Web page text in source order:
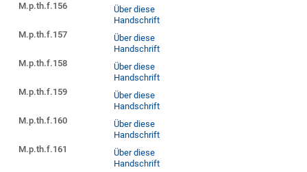
M.p.th.f.156
Über diese
Handschrift
M.p.th.f.157
Über diese
Handschrift
M.p.th.f.158
Über diese
Handschrift
M.p.th.f.159
Über diese
Handschrift
M.p.th.f.160
Über diese
Handschrift
M.p.th.f.161
Über diese
Handschrift